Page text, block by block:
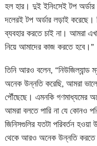
হল হার। দুই ইনিংসেই টপ
দলেরই টপ অর্ডার লড়াই
ব্যবহার করতে চাই না। আমরা
নিয়ে আমাদের কাজ করতে হবে।”
তিনি আরও বলেন, “নিউজিল্যান্ড
অনেক উন্নতি করেছি, আমরা
পৌঁছেছে। এমনকি গণমাধ্যমের
আমরা বলতে পারি না যে কোনও
জিনিসগুলির যতটা পরিবর্তন
থেকে আরও অনেক উন্নতি করতে